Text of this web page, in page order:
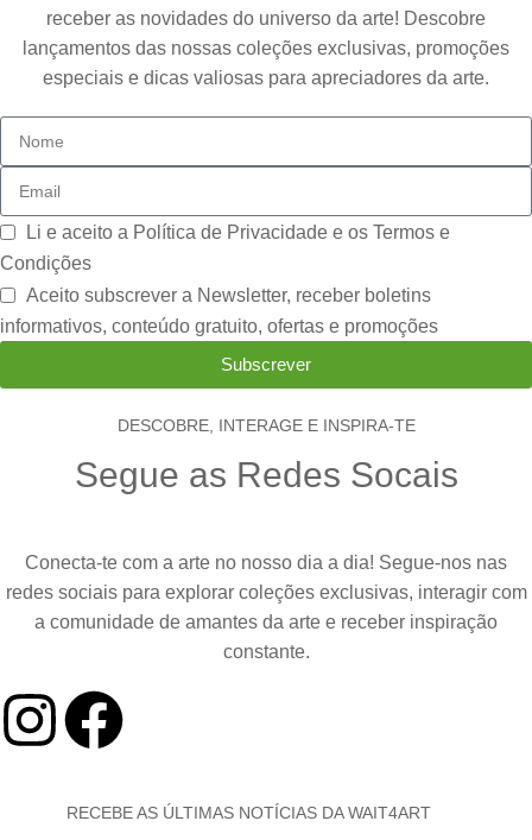
receber as novidades do universo da arte! Descobre
lançamentos das nossas coleções exclusivas, promoções
especiais e dicas valiosas para apreciadores da arte.
Li e aceito a Política de Privacidade e os Termos e
Condições
Aceito subscrever a Newsletter, receber boletins
informativos, conteúdo gratuito, ofertas e promoções
Subscrever
DESCOBRE, INTERAGE E INSPIRA-TE
Segue as Redes Socais
Conecta-te com a arte no nosso dia a dia! Segue-nos nas
redes sociais para explorar coleções exclusivas, interagir com
a comunidade de amantes da arte e receber inspiração
constante.
RECEBE AS ÚLTIMAS NOTÍCIAS DA WAIT4ART